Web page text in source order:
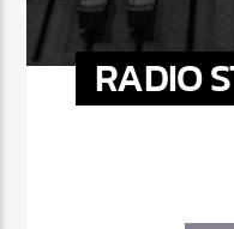
RADIO